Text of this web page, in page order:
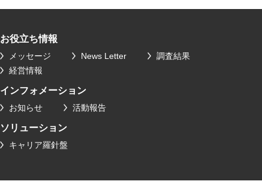
お役立ち情報
メッセージ News Letter
調査結果
経営情報
インフォメーション
お知らせ 活動報告
ソリューション
キャリア羅針盤